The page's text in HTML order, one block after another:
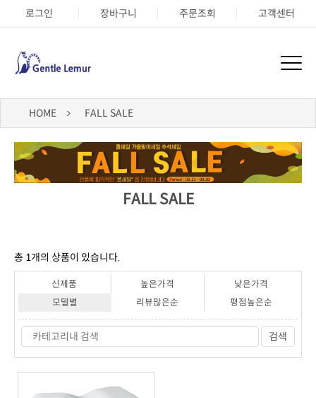
로그인 장바구니 주문조회 고객센터
HOME FALL SALE
FALL SALE
총 1개의 상품이 있습니다.
신제품 높은가격
낮은가격
모델별
리뷰많은순 평점높은순
검색